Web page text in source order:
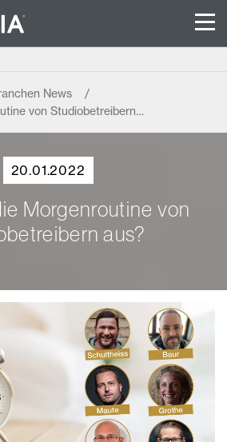
News
von Studiobetreibern…
20.01.2022
Morgenroutine von
aus?